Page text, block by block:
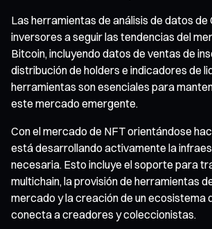
Las herramientas de análisis de datos de
inversores a seguir las tendencias del
Bitcoin, incluyendo datos de ventas de
distribución de holders e indicadores de
herramientas son esenciales para
este mercado emergente.
Con el mercado de NFT orientándose
está desarrollando activamente la
necesaria. Esto incluye el soporte para
multichain, la provisión de herramientas
mercado y la creación de un ecosistema
conecta a creadores y coleccionistas.